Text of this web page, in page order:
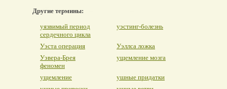
Другие термины:
уязвимый период
сердечного цикла
уэстинг-болезнь
Уэста операция
Уэллса ложка
Уэвера-Брея
феномен
ущемление мозга
ущемление
ушные придатки